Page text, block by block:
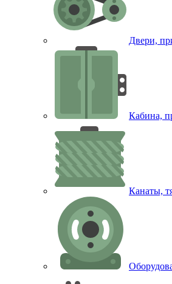
Двери,
Кабина,
Канаты,